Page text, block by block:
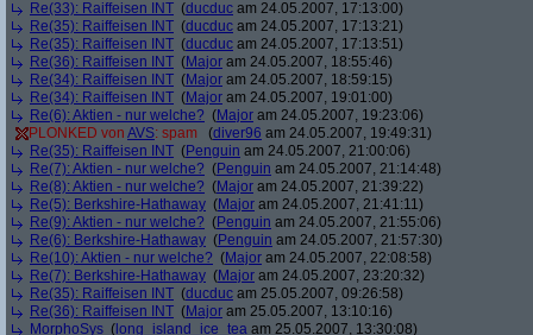
Re(33): Raiffeisen INT (ducduc am 24.05.2007, 17:13:00)
Re(35): Raiffeisen INT (ducduc am 24.05.2007, 17:13:21)
Re(35): Raiffeisen INT (ducduc am 24.05.2007, 17:13:51)
Re(36): Raiffeisen INT (Major am 24.05.2007, 18:55:46)
Re(34): Raiffeisen INT (Major am 24.05.2007, 18:59:15)
Re(34): Raiffeisen INT (Major am 24.05.2007, 19:01:00)
Re(6): Aktien - nur welche? (Major am 24.05.2007, 19:23:06)
PLONKED von AVS: spam (diver96 am 24.05.2007, 19:49:31)
Re(35): Raiffeisen INT (Penguin am 24.05.2007, 21:00:06)
Re(7): Aktien - nur welche? (Penguin am 24.05.2007, 21:14:48)
Re(8): Aktien - nur welche? (Major am 24.05.2007, 21:39:22)
Re(5): Berkshire-Hathaway (Major am 24.05.2007, 21:41:11)
Re(9): Aktien - nur welche? (Penguin am 24.05.2007, 21:55:06)
Re(6): Berkshire-Hathaway (Penguin am 24.05.2007, 21:57:30)
Re(10): Aktien - nur welche? (Major am 24.05.2007, 22:08:58)
Re(7): Berkshire-Hathaway (Major am 24.05.2007, 23:20:32)
Re(35): Raiffeisen INT (ducduc am 25.05.2007, 09:26:58)
Re(36): Raiffeisen INT (Major am 25.05.2007, 13:10:16)
MorphoSys ( long_island_ice_tea am 25.05.2007, 13:30:08)